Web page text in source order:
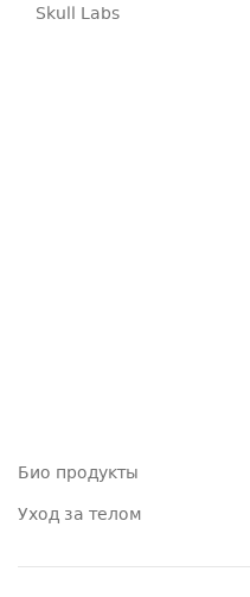
Skull Labs
Био продукты
Уход за телом